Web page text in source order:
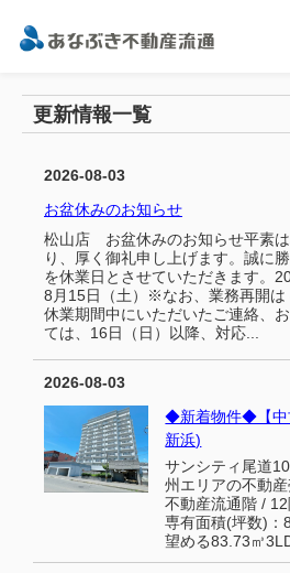
更新情報一覧
2026-08-03
お盆休みのお知らせ
松山店 お盆休みのお知らせ平素
り、厚く御礼申し上げます。誠に
を休業日とさせていただきます。
8月15日（土）※なお、業務再開は
休業期間中にいただいたご連絡、
ては、16日（日）以降、対応...
2026-08-03
◆新着物件◆【中
新浜)
サンシティ尾道
州エリアの不動
不動産流通階 /
専有面積(坪数)：
望める83.73㎥